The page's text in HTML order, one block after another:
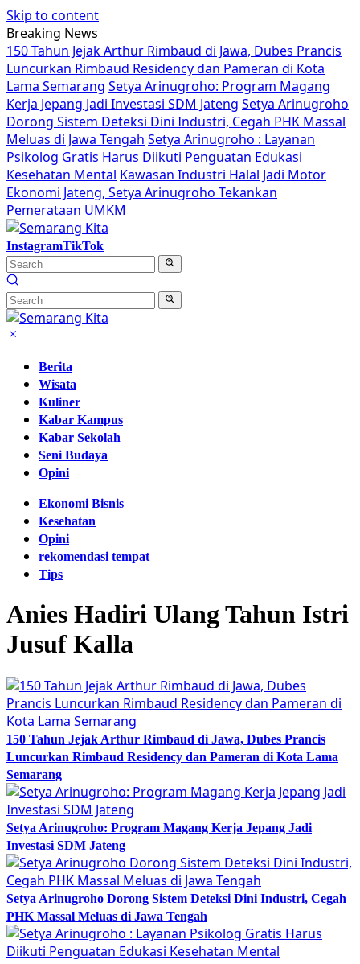
Skip to content
Breaking News
150 Tahun Jejak Arthur Rimbaud di Jawa, Dubes Prancis
Luncurkan Rimbaud Residency dan Pameran di Kota
Lama Semarang Setya Arinugroho: Program Magang
Kerja Jepang Jadi Investasi SDM Jateng Setya Arinugroho
Dorong Sistem Deteksi Dini Industri, Cegah PHK Massal
Meluas di Jawa Tengah Setya Arinugroho : Layanan
Psikolog Gratis Harus Diikuti Penguatan Edukasi
Kesehatan Mental Kawasan Industri Halal Jadi Motor
Ekonomi Jateng, Setya Arinugroho Tekankan
Pemerataan UMKM
InstagramTikTok
Berita
Wisata
Kuliner
Kabar Kampus
Kabar Sekolah
Seni Budaya
Opini
Ekonomi Bisnis
Kesehatan
Opini
rekomendasi tempat
Tips
Anies Hadiri Ulang Tahun Istri
Jusuf Kalla
150 Tahun Jejak Arthur Rimbaud di Jawa, Dubes Prancis
Luncurkan Rimbaud Residency dan Pameran di Kota Lama
Semarang
Setya Arinugroho: Program Magang Kerja Jepang Jadi
Investasi SDM Jateng
Setya Arinugroho Dorong Sistem Deteksi Dini Industri, Cegah
PHK Massal Meluas di Jawa Tengah